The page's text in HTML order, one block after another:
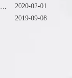
2020-02-01
2019-09-08